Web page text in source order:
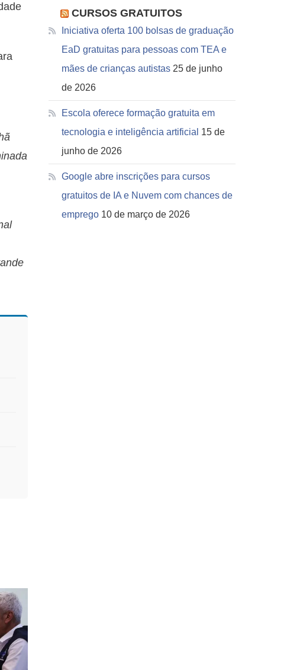
CURSOS GRATUITOS
Iniciativa oferta 100 bolsas de graduação
EaD gratuitas para pessoas com TEA e
mães de crianças autistas 25 de junho
de 2026
Escola oferece formação gratuita em
tecnologia e inteligência artificial 15 de
junho de 2026
Google abre inscrições para cursos
gratuitos de IA e Nuvem com chances de
emprego 10 de março de 2026